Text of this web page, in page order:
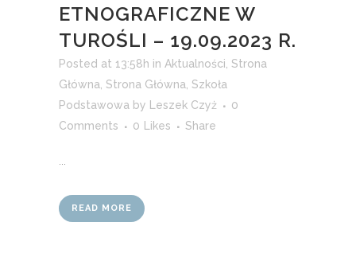
ETNOGRAFICZNE W
TUROŚLI – 19.09.2023 R.
Posted at 13:58h in Aktualności Strona
Główna Strona Główna Szkoła
Podstawowa by Leszek Czyż
0
Comments
0 Likes Share
READ MORE